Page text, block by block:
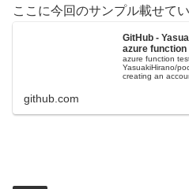
ここに今回のサンプル載せてい
GitHub -
azure
azure function
YasuakiHirano/
creating an
github.com